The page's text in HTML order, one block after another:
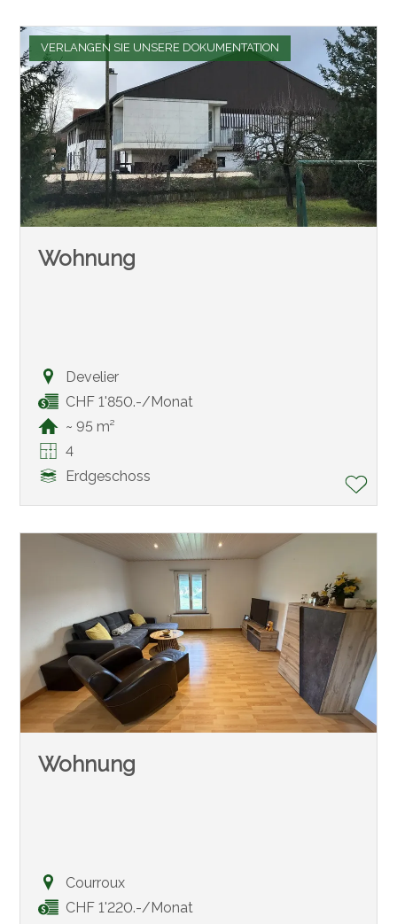
VERLANGEN SIE UNSERE DOKUMENTATION
Wohnung
Develier
CHF 1'850.-/Monat
~ 95 m²
4
Erdgeschoss
Wohnung
Courroux
CHF 1'220.-/Monat